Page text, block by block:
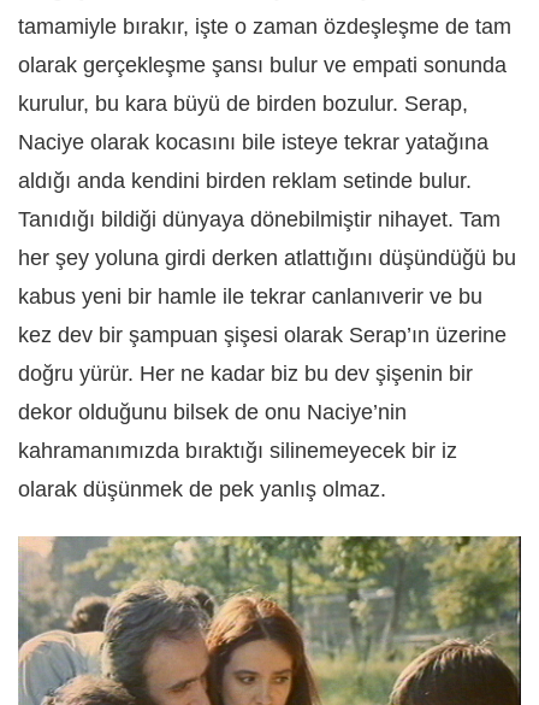
tamamiyle bırakır, işte o zaman özdeşleşme de tam
olarak gerçekleşme şansı bulur ve empati sonunda
kurulur, bu kara büyü de birden bozulur. Serap,
Naciye olarak kocasını bile isteye tekrar yatağına
aldığı anda kendini birden reklam setinde bulur.
Tanıdığı bildiği dünyaya dönebilmiştir nihayet. Tam
her şey yoluna girdi derken atlattığını düşündüğü bu
kabus yeni bir hamle ile tekrar canlanıverir ve bu
kez dev bir şampuan şişesi olarak Serap’ın üzerine
doğru yürür. Her ne kadar biz bu dev şişenin bir
dekor olduğunu bilsek de onu Naciye’nin
kahramanımızda bıraktığı silinemeyecek bir iz
olarak düşünmek de pek yanlış olmaz.